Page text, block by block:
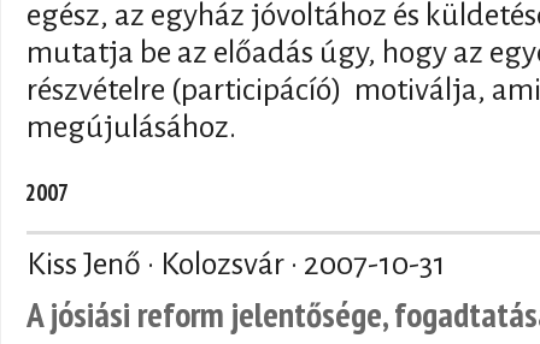
egész, az egyház jóvoltához és
mutatja be az előadás úgy, hogy az
részvételre (participácíó) motiválja,
megújulásához.
2007
Kiss Jenő · Kolozsvár · 2007-10-31
A jósiási reform jelentősége,